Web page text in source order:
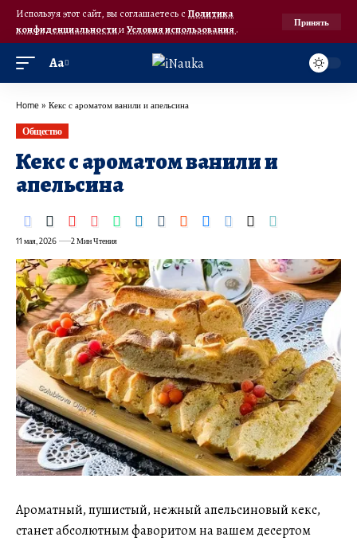
Используя этот сайт, вы соглашаетесь с Политика
конфиденциальностииУсловия использования.
Принять
Аа
Home » Кекс с ароматом ванили и апельсина
Общество
Кекс с ароматом ванили и
апельсина
11 мая, 2026 2 Мин Чтения
Ароматный, пушистый, нежный апельсиновый кекс,
станет абсолютным фаворитом на вашем десертом